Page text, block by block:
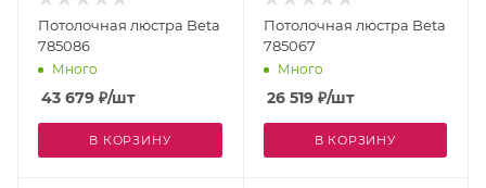
Потолочная люстра Beta
785086
Много
43 679 ₽/шт
В КОРЗИНУ
Потолочная люстра Beta
785067
Много
26 519₽/шт
В КОРЗИНУ